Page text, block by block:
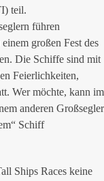
teil.
führen
großen Fest des
Die Schiffe sind mit
Feierlichkeiten,
Wer möchte, kann im
anderen Großsegler
Schiff
Ships Races keine